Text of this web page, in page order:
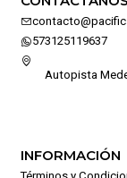
573125119637
Autopista
INFORMACIÓN